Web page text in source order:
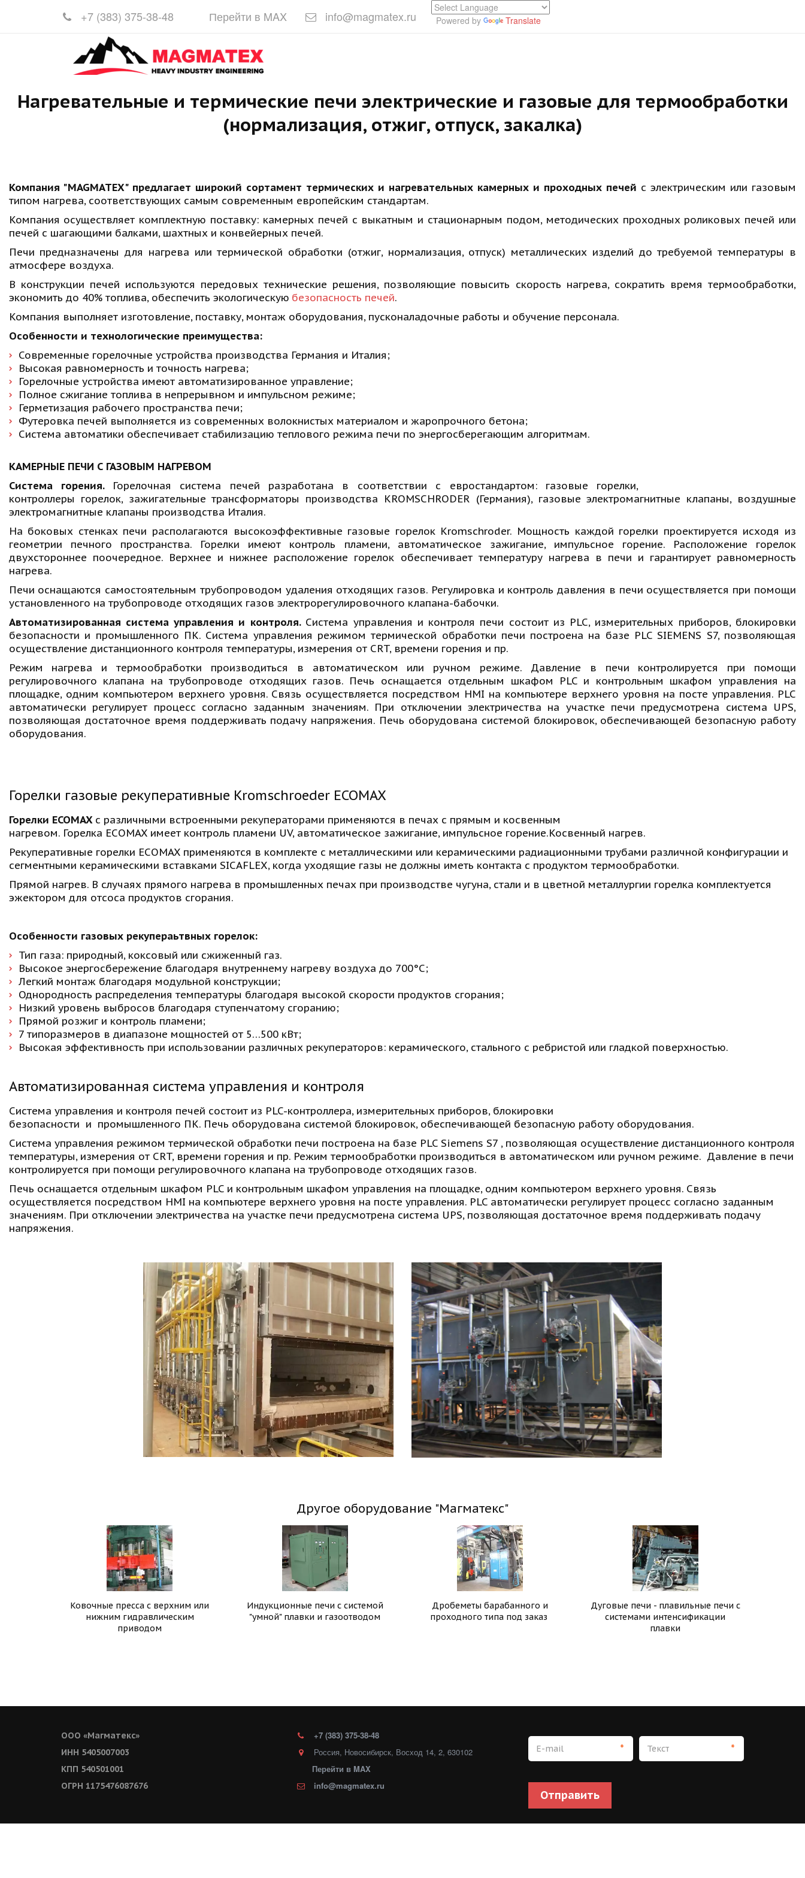
+7 (383) 375-38-48 Перейти в MAX info@magmatex.ru Powered by Translate
Нагревательные и термические печи электрические и газовые для термообработки
(нормализация, отжиг, отпуск, закалка)
Компания "MAGMATEX" предлагает широкий сортамент термических и нагревательных камерных и проходных печей с электрическим или газовым
типом нагрева, соответствующих самым современным европейским стандартам.
Компания осуществляет комплектную поставку: камерных печей с выкатным и стационарным подом, методических проходных роликовых печей или
печей с шагающими балками, шахтных и конвейерных печей.
Печи предназначены для нагрева или термической обработки (отжиг, нормализация, отпуск) металлических изделий до требуемой температуры в
атмосфере воздуха.
В конструкции печей используются передовых технические решения, позволяющие повысить скорость нагрева, сократить время термообработки,
экономить до 40% топлива, обеспечить экологическую безопасность печей.
Компания выполняет изготовление, поставку, монтаж оборудования, пусконаладочные работы и обучение персонала.
Особенности и технологические преимущества:
Современные горелочные устройства производства Германия и Италия;
Высокая равномерность и точность нагрева;
Горелочные устройства имеют автоматизированное управление;
Полное сжигание топлива в непрерывном и импульсном режиме;
Герметизация рабочего пространства печи;
Футеровка печей выполняется из современных волокнистых материалом и жаропрочного бетона;
Система автоматики обеспечивает стабилизацию теплового режима печи по энергосберегающим алгоритмам.
КАМЕРНЫЕ ПЕЧИ С ГАЗОВЫМ НАГРЕВОМ
Система горения. Горелочная система печей разработана в соответствии с евростандартом: газовые горелки,
контроллеры горелок, зажигательные трансформаторы производства KROMSCHRODER (Германия), газовые электромагнитные клапаны, воздушные
электромагнитные клапаны производства Италия.
На боковых стенках печи располагаются высокоэффективные газовые горелок Kromschroder. Мощность каждой горелки проектируется исходя из
геометрии печного пространства. Горелки имеют контроль пламени, автоматическое зажигание, импульсное горение. Расположение горелок
двухстороннее поочередное. Верхнее и нижнее расположение горелок обеспечивает температуру нагрева в печи и гарантирует равномерность
нагрева.
Печи оснащаются самостоятельным трубопроводом удаления отходящих газов. Регулировка и контроль давления в печи осуществляется при помощи
установленного на трубопроводе отходящих газов электрорегулировочного клапана-бабочки.
Автоматизированная система управления и контроля.Система управления и контроля печи состоит из PLC, измерительных приборов, блокировки
безопасности и промышленного ПК. Система управления режимом термической обработки печи построена на базе PLC SIEMENS S7, позволяющая
осуществление дистанционного контроля температуры, измерения от CRT, времени горения и пр.
Режим нагрева и термообработки производиться в автоматическом или ручном режиме. Давление в печи контролируется при помощи
регулировочного клапана на трубопроводе отходящих газов. Печь оснащается отдельным шкафом PLC и контрольным шкафом управления на
площадке, одним компьютером верхнего уровня. Связь осуществляется посредством HMI на компьютере верхнего уровня на посте управления. PLC
автоматически регулирует процесс согласно заданным значениям. При отключении электричества на участке печи предусмотрена система UPS,
позволяющая достаточное время поддерживать подачу напряжения. Печь оборудована системой блокировок, обеспечивающей безопасную работу
оборудования.
Горелки газовые рекуперативные Kromschroeder ECOMAX
Горелки ECOMAX с различными встроенными рекуператорами применяются в печах с прямым и косвенным
нагревом. Горелка ECOMAX имеет контроль пламени UV, автоматическое зажигание, импульсное горение.Косвенный нагрев.
Рекуперативные горелки ECOMAX применяются в комплекте с металлическими или керамическими радиационными трубами различной конфигурации и
сегментными керамическими вставками SICAFLEX, когда уходящие газы не должны иметь контакта с продуктом термообработки.
Прямой нагрев. В случаях прямого нагрева в промышленных печах при производстве чугуна, стали и в цветной металлургии горелка комплектуется
эжектором для отсоса продуктов сгорания.
Особенности газовых рекупераьтвных горелок:
Тип газа: природный, коксовый или сжиженный газ.
Высокое энергосбережение благодаря внутреннему нагреву воздуха до 700°C;
Легкий монтаж благодаря модульной конструкции;
Однородность распределения температуры благодаря высокой скорости продуктов сгорания;
Низкий уровень выбросов благодаря ступенчатому сгоранию;
Прямой розжиг и контроль пламени;
7 типоразмеров в диапазоне мощностей от 5…500 кВт;
Высокая эффективность при использовании различных рекуператоров: керамического, стального с ребристой или гладкой поверхностью.
Автоматизированная система управления и контроля
Система управления и контроля печей состоит из PLC-контроллера, измерительных приборов, блокировки
безопасности  и  промышленного ПК. Печь оборудована системой блокировок, обеспечивающей безопасную работу оборудования.
Система управления режимом термической обработки печи построена на базе PLC Siemens S7 , позволяющая осуществление дистанционного контроля
температуры, измерения от CRT, времени горения и пр. Режим термообработки производиться в автоматическом или ручном режиме.  Давление в печи
контролируется при помощи регулировочного клапана на трубопроводе отходящих газов.
Печь оснащается отдельным шкафом PLC и контрольным шкафом управления на площадке, одним компьютером верхнего уровня. Связь
осуществляется посредством HMI на компьютере верхнего уровня на посте управления. PLC автоматически регулирует процесс согласно заданным
значениям. При отключении электричества на участке печи предусмотрена система UPS, позволяющая достаточное время поддерживать подачу
напряжения.
Другое оборудование "Магматекс"
Ковочные пресса с верхним или
нижним гидравлическим
приводом
Индукционные печи с системой
"умной" плавки и газоотводом
Дробеметы барабанного и
проходного типа под заказ
Дуговые печи - плавильные печи с
системами интенсификации
плавки
ООО «Магматекс»
ИНН 5405007003
КПП 540501001
ОГРН 1175476087676
+7 (383) 375-38-48
Россия, Новосибирск, Восход 14, 2, 630102
Перейти в MAX
info@magmatex.ru
* *
Отправить